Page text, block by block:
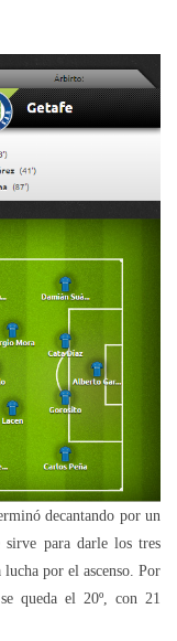
decantando por un
para darle los tres
por el ascenso. Por
queda el 20º, con 21